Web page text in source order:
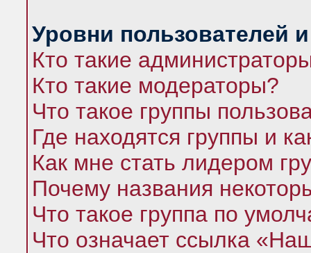
Уровни пользователей
Кто такие
Кто такие модераторы?
Что такое группы
Где находятся группы и
Как мне стать лидером
Почему названия
Что такое группа по
Что означает ссылка